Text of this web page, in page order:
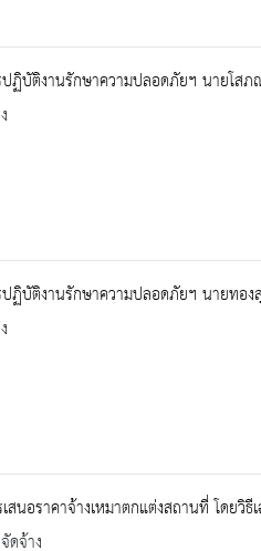
ฏิบัติงานรักษาความปลอดภัยฯ นายโส
ฏิบัติงานรักษาความปลอดภัยฯ นายทอ
อราคาจ้างเหมาตกแต่งสถานที่ โดยวิธี
จ้าง